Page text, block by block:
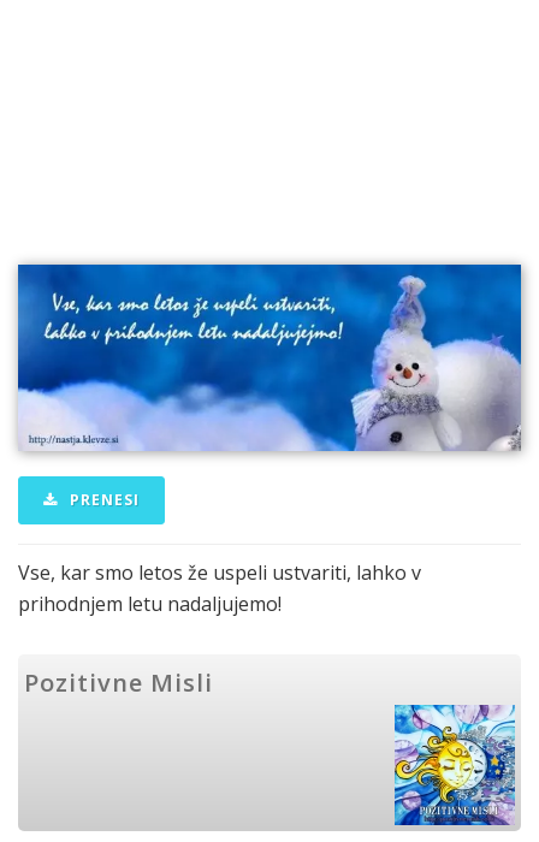
PRENESI
Vse, kar smo letos že uspeli ustvariti, lahko v
prihodnjem letu nadaljujemo!
Pozitivne Misli